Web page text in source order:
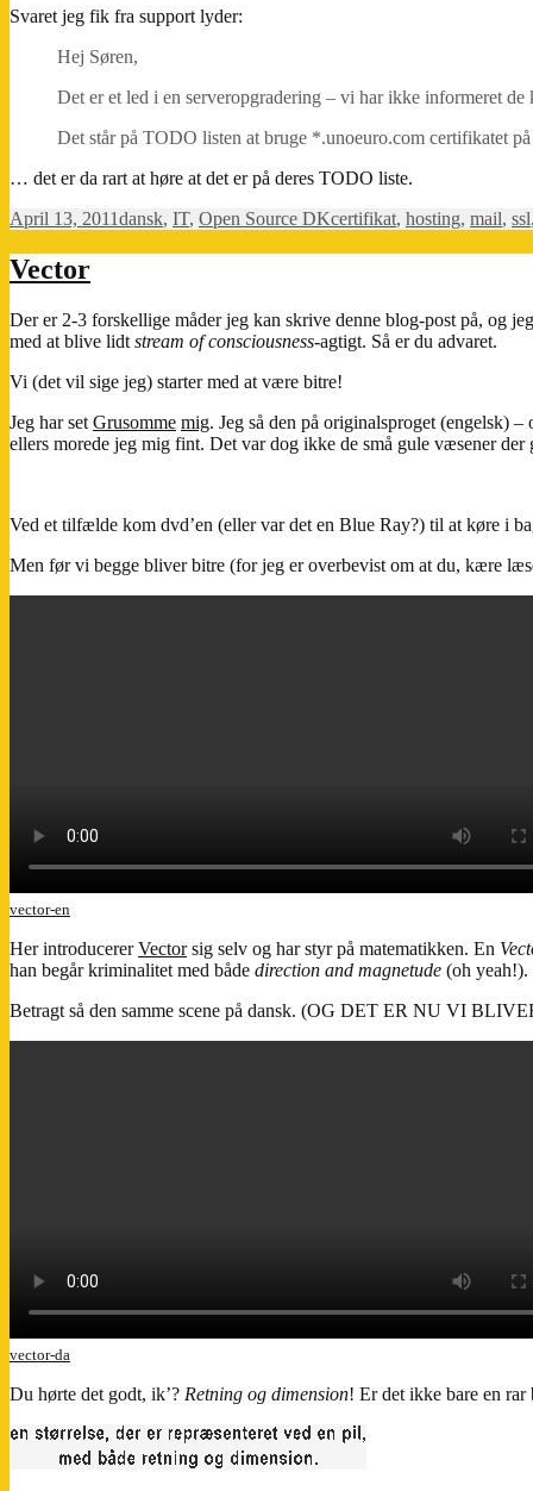
Svaret jeg fik fra support lyder:
Hej Søren,
Det er et led i en serveropgradering – vi har ikke informeret
Det står på TODO listen at bruge *.unoeuro.com certifikatet på
… det er da rart at høre at det er på deres TODO liste.
Posted
April 13, 2011Categories
dansk, IT, Open Source DKTags
certifikat, hosting, mail, ssl,
Vector
Der er 2-3 forskellige måder jeg kan skrive denne blog-post på, og
med at blive lidt stream of consciousness-agtigt. Så er du advaret.
Vi (det vil sige jeg) starter med at være bitre!
Jeg har set Grusomme mig. Jeg så den på originalsproget (engelsk)
ellers morede jeg mig fint. Det var dog ikke de små gule væsener
Ved et tilfælde kom dvd’en (eller var det en Blue Ray?) til at køre i
Men før vi begge bliver bitre (for jeg er overbevist om at du, kære
vector-en
Her introducererVectorsig selv og har styr på matematikken. En
han begår kriminalitet med både direction and magnetude (oh yeah!).
Betragt så den samme scene på dansk. (OG DET ER NU VI
vector-da
Du hørte det godt, ik’? Retning og dimension! Er det ikke bare en